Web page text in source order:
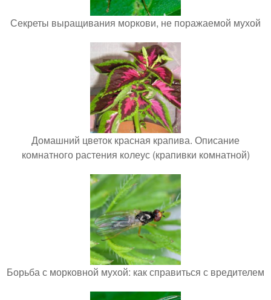
Секреты выращивания моркови, не поражаемой мухой
Домашний цветок красная крапива. Описание
комнатного растения колеус (крапивки комнатной)
Борьба с морковной мухой: как справиться с вредителем